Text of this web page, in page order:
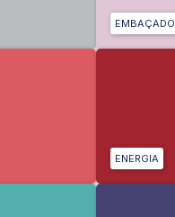
EMBAÇADO
ENERGIA